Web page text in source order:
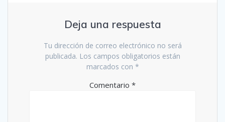
Deja una respuesta
Tu dirección de correo electrónico no será
publicada. Los campos obligatorios están
marcados con *
Comentario *